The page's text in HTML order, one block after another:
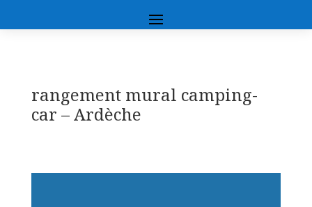
rangement mural camping-
car – Ardèche